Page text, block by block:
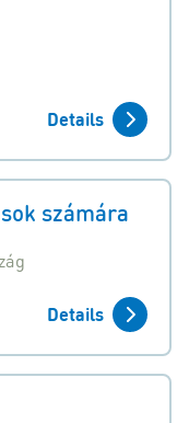
Details
számára
Details